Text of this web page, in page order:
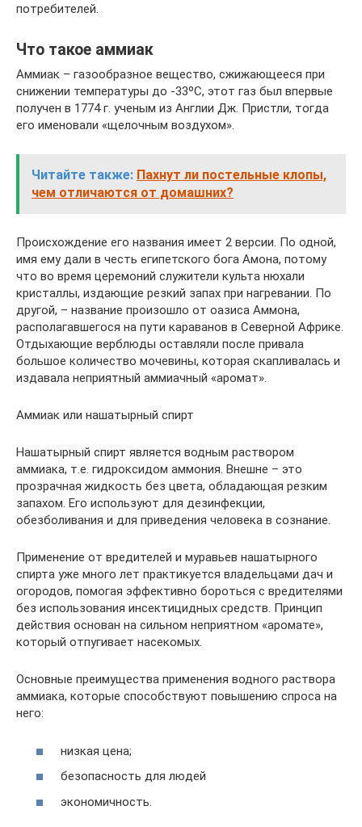
потребителей.
Что такое аммиак
Аммиак – газообразное вещество, сжижающееся при
снижении температуры до -33ºС, этот газ был впервые
получен в 1774 г. ученым из Англии Дж. Пристли, тогда
его именовали «щелочным воздухом».
Читайте также: Пахнут ли постельные клопы,
чем отличаются от домашних?
Происхождение его названия имеет 2 версии. По одной,
имя ему дали в честь египетского бога Амона, потому
что во время церемоний служители культа нюхали
кристаллы, издающие резкий запах при нагревании. По
другой, – название произошло от оазиса Аммона,
располагавшегося на пути караванов в Северной Африке.
Отдыхающие верблюды оставляли после привала
большое количество мочевины, которая скапливалась и
издавала неприятный аммиачный «аромат».
Аммиак или нашатырный спирт
Нашатырный спирт является водным раствором
аммиака, т.е. гидроксидом аммония. Внешне – это
прозрачная жидкость без цвета, обладающая резким
запахом. Его используют для дезинфекции,
обезболивания и для приведения человека в сознание.
Применение от вредителей и муравьев нашатырного
спирта уже много лет практикуется владельцами дач и
огородов, помогая эффективно бороться с вредителями
без использования инсектицидных средств. Принцип
действия основан на сильном неприятном «аромате»,
который отпугивает насекомых.
Основные преимущества применения водного раствора
аммиака, которые способствуют повышению спроса на
него:
низкая цена;
безопасность для людей
экономичность.